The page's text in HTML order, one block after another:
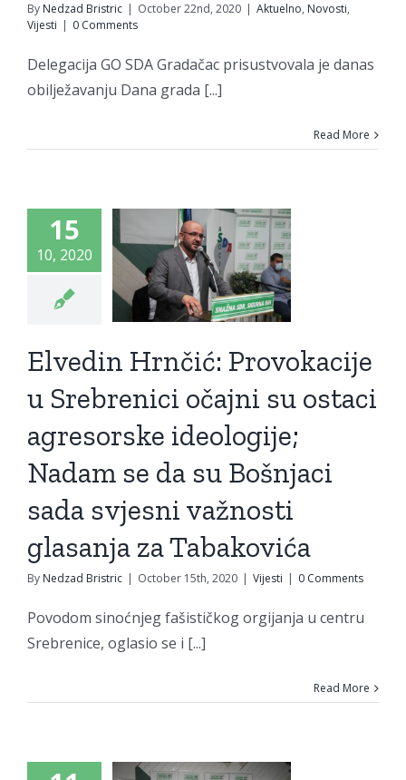
By Nedzad Bristric | October 22nd, 2020 | Aktuelno, Novosti,
Vijesti | 0 Comments
Delegacija GO SDA Gradačac prisustvovala je danas
obilježavanju Dana grada [...]
Read More
15
10, 2020
svjesni
za
Elvedin Hrnčić: Provokacije
u Srebrenici očajni su ostaci
agresorske ideologije;
Nadam se da su Bošnjaci
sada svjesni važnosti
glasanja za Tabakovića
By Nedzad Bristric | October 15th, 2020 | Vijesti | 0 Comments
Povodom sinoćnjeg fašističkog orgijanja u centru
Srebrenice, oglasio se i [...]
Read More
u
SDA: